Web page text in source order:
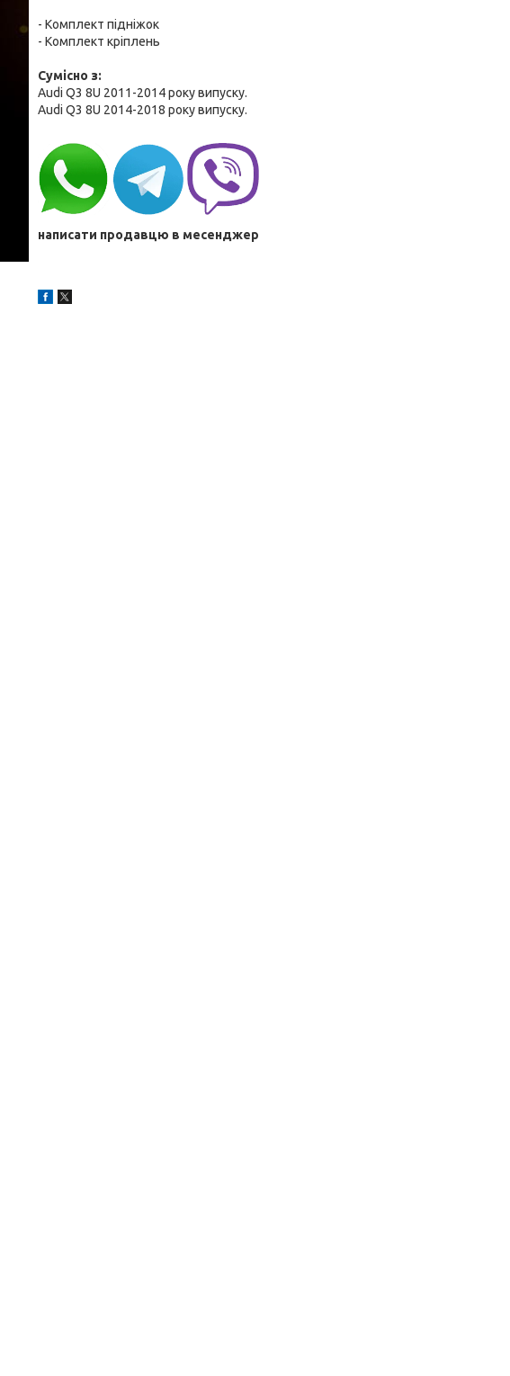
- Комплект підніжок
- Комплект кріплень
Cумісно з:
Audi Q3 8U 2011-2014 року випуску.
Audi Q3 8U 2014-2018 року випуску.
написати продавцю в месенджер